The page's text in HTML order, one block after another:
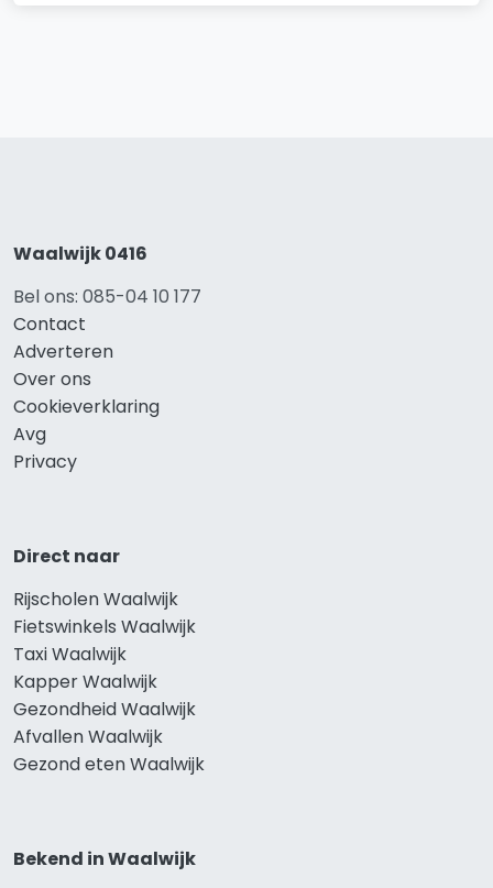
Waalwijk 0416
Bel ons: 085-04 10 177
Contact
Adverteren
Over ons
Cookieverklaring
Avg
Privacy
Direct naar
Rijscholen Waalwijk
Fietswinkels Waalwijk
Taxi Waalwijk
Kapper Waalwijk
Gezondheid Waalwijk
Afvallen Waalwijk
Gezond eten Waalwijk
Bekend in Waalwijk